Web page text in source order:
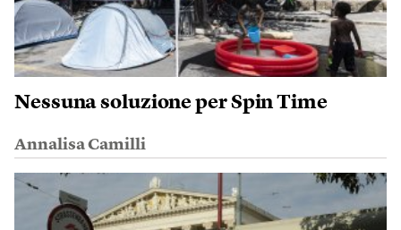
Nessuna soluzione per Spin Time
Annalisa Camilli